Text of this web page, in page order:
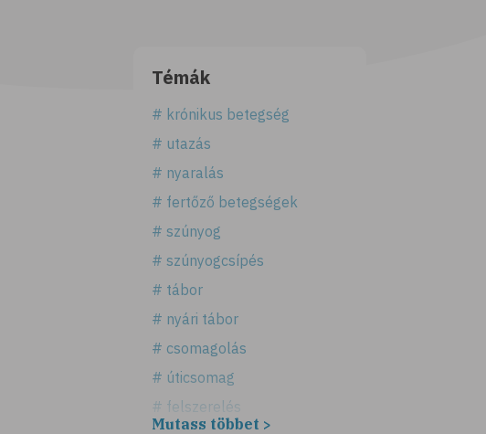
Témák
# krónikus betegség
# utazás
# nyaralás
# fertőző betegségek
# szúnyog
# szúnyogcsípés
# tábor
# nyári tábor
# csomagolás
# úticsomag
# felszerelés
Mutass többet >